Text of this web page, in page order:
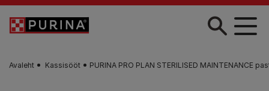
Liigu edasi põhisisu juurde
Avaleht Kassisööt PURINA PRO PLAN STERILISED MAINTENANCE